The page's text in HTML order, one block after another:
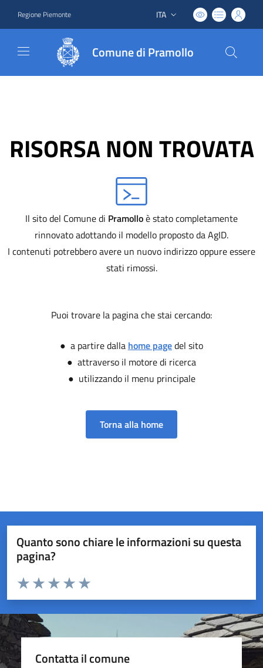
Regione Piemonte Lingua attiva:
ITA
Comune di Pramollo
RISORSA NON TROVATA
Il sito del Comune di Pramolloè stato completamente
rinnovato adottando il modello proposto da AgID.
I contenuti potrebbero avere un nuovo indirizzo oppure essere
stati rimossi.
Puoi trovare la pagina che stai cercando:
● a partire dalla home pagedel sito
● attraverso il motore di ricerca
● utilizzando il menu principale
Torna alla home
Quanto sono chiare le informazioni su questa
pagina?
Valuta da 1 a 5 stelle la pagina
Valuta 5 stelle su 5
Valuta 4 stelle su 5
Valuta 3 stelle su 5
Valuta 2 stelle su 5
Valuta 1 stelle su 5
Contatta il comune